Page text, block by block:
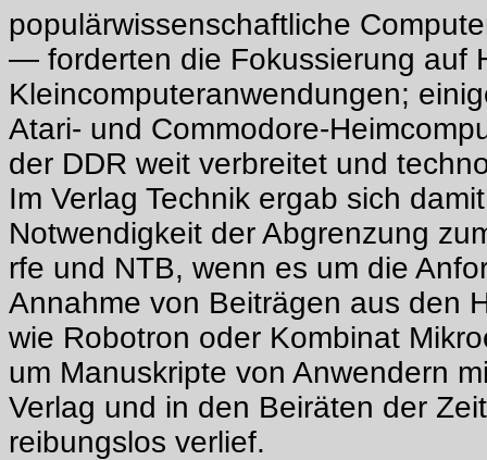
populärwissenschaftliche
— forderten die Fokussierung auf
Kleincomputeranwendungen;
Atari- und Commodore-
der DDR weit verbreitet und
Im Verlag Technik ergab sich
Notwendigkeit der Abgrenzung
rfe und NTB, wenn es um die
Annahme von Beiträgen aus den
wie Robotron oder Kombinat
um Manuskripte von Anwendern
Verlag und in den Beiräten der
reibungslos verlief.